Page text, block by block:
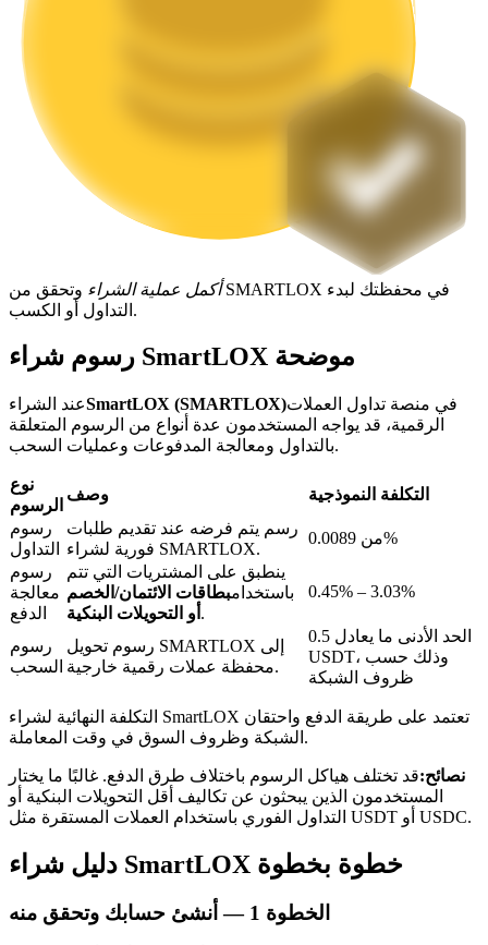
عوائد عالية والوصول الفوري
Launchpool
عمليات احتجاز BTR
استثمارات حصرية لحاملي BTR
القروض
خدمة الاقتراض المدعومة بالعملات المشفرة
أكمل عملية الشراء وتحقق من SMARTLOX في محفظتك لبدء
التداول أو الكسب.
رسوم شراء SmartLOX موضحة
عند الشراءSmartLOX (SMARTLOX)في منصة تداول العملات
الرقمية، قد يواجه المستخدمون عدة أنواع من الرسوم المتعلقة
بالتداول ومعالجة المدفوعات وعمليات السحب.
نوع
الرسوم
وصف
التكلفة النموذجية
رسوم
التداول
رسم يتم فرضه عند تقديم طلبات
فورية لشراء SMARTLOX.
من 0.0089%
رسوم
معالجة
الدفع
ينطبق على المشتريات التي تتم
باستخدامبطاقات الائتمان/الخصم
أو التحويلات البنكية .
0.45% – 3.03%
رسوم
السحب
رسوم تحويل SMARTLOX إلى
محفظة عملات رقمية خارجية.
الحد الأدنى ما يعادل 0.5
USDT، وذلك حسب
ظروف الشبكة
التكلفة النهائية لشراء SmartLOX تعتمد على طريقة الدفع واحتقان
الشبكة وظروف السوق في وقت المعاملة.
نصائح:قد تختلف هياكل الرسوم باختلاف طرق الدفع. غالبًا ما يختار
المستخدمون الذين يبحثون عن تكاليف أقل التحويلات البنكية أو
التداول الفوري باستخدام العملات المستقرة مثل USDT أو USDC.
دليل شراء SmartLOX خطوة بخطوة
الخطوة أنشئ حسابك وتحقق منه